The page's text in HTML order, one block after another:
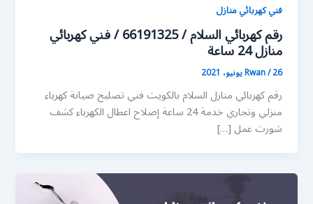
فني كهربائي منازل
رقم كهربائي السلام / 66191325 / فني كهربائي
منازل 24 ساعة
Rwan/26 يونيو، 2021
رقم كهربائي منازل السلام بالكويت فني تصليح صيانة كهرباء
منزلي وتجاري خدمة 24 ساعة إصلاح اعطال الكهرباء كشف
شورت عمل […]